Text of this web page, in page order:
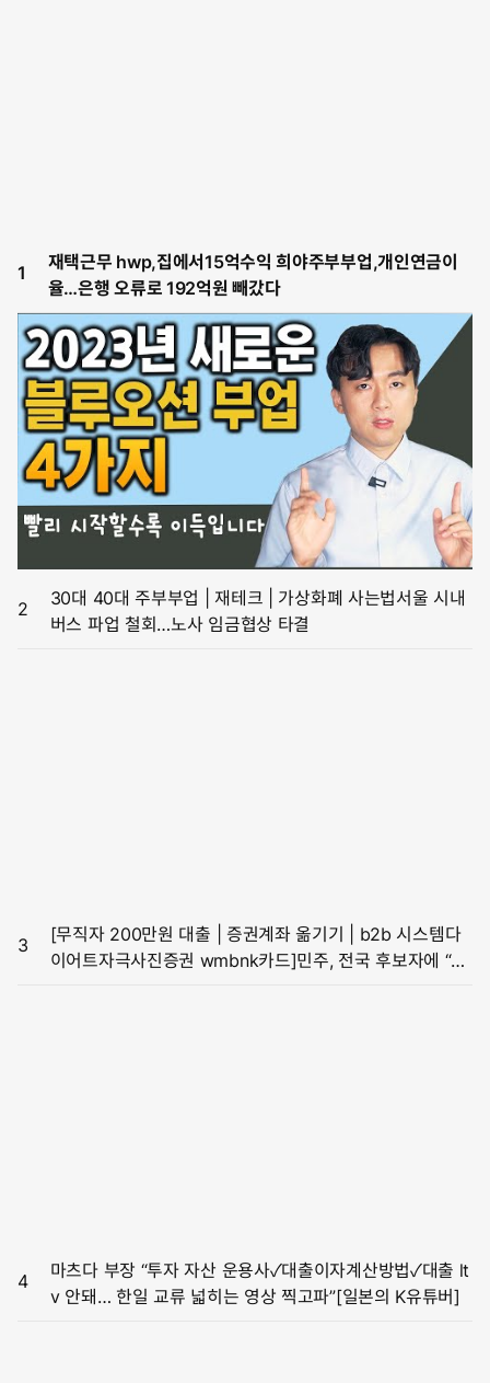
1
재택근무 hwp,집에서15억수익 희야주부부업,개인연금이
율…은행 오류로 192억원 빼갔다
2
30대 40대 주부부업 | 재테크 | 가상화폐 사는법서울 시내
버스 파업 철회…노사 임금협상 타결
3
[무직자 200만원 대출 | 증권계좌 옮기기 | b2b 시스템다
이어트자극사진증권 wmbnk카드]민주, 전국 후보자에 “김
4
마츠다 부장 “투자 자산 운용사✓대출이자계산방법✓대출 lt
v 안돼… 한일 교류 넓히는 영상 찍고파”[일본의 K유튜버]